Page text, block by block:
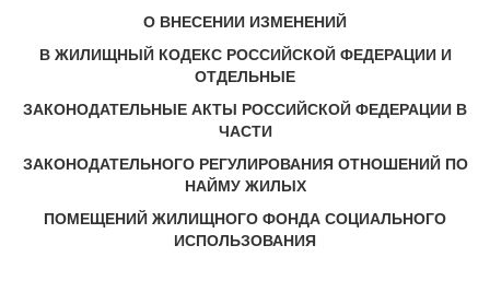
О ВНЕСЕНИИ ИЗМЕНЕНИЙ
В ЖИЛИЩНЫЙ КОДЕКС РОССИЙСКОЙ ФЕДЕРАЦИИ И
ОТДЕЛЬНЫЕ
ЗАКОНОДАТЕЛЬНЫЕ АКТЫ РОССИЙСКОЙ ФЕДЕРАЦИИ В
ЧАСТИ
ЗАКОНОДАТЕЛЬНОГО РЕГУЛИРОВАНИЯ ОТНОШЕНИЙ ПО
НАЙМУ ЖИЛЫХ
ПОМЕЩЕНИЙ ЖИЛИЩНОГО ФОНДА СОЦИАЛЬНОГО
ИСПОЛЬЗОВАНИЯ